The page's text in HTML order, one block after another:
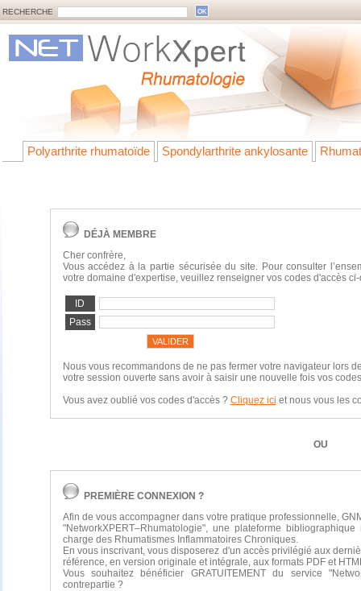
RECHERCHE
Polyarthrite rhumatoïde Spondylarthrite ankylosante
DÉJÀ MEMBRE
Cher confrère,
Vous accédez à la partie sécurisée du site. Pour consulter
votre domaine d'expertise, veuillez renseigner vos codes d'accès
ID
Pass
Nous vous recommandons de ne pas fermer votre navigateur lors
votre session ouverte sans avoir à saisir une nouvelle fois vos
Vous avez oublié vos codes d'accès ? Cliquez ici et nous vous les
OU
PREMIÈRE CONNEXION ?
Afin de vous accompagner dans votre pratique professionnelle,
"NetworkXPERT–Rhumatologie", une plateforme
charge des Rhumatismes Inflammatoires Chroniques.
En vous inscrivant, vous disposerez d'un accès privilégié aux
référence, en version originale et intégrale, aux formats PDF et
Vous souhaitez bénéficier GRATUITEMENT du service
contrepartie ?